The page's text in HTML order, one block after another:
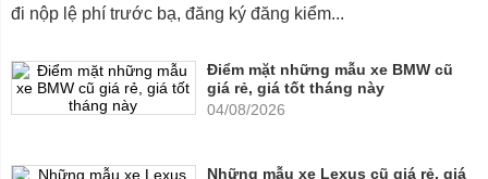
đi nộp lệ phí trước bạ, đăng ký đăng kiểm...
Điểm mặt những mẫu xe BMW cũ
giá rẻ, giá tốt tháng này
04/08/2026
Những mẫu xe Lexus cũ giá rẻ, giá